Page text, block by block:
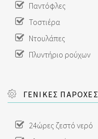
Παντόφλες
Τοστιέρα
Ντουλάπες
Πλυντήριο ρούχων
ΓΕΝΙΚΕΣ ΠΑΡΟΧΕΣ
24ώρες ζεστό νερό